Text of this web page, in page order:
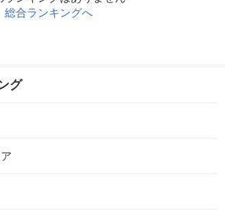
総合ランキングへ
グ